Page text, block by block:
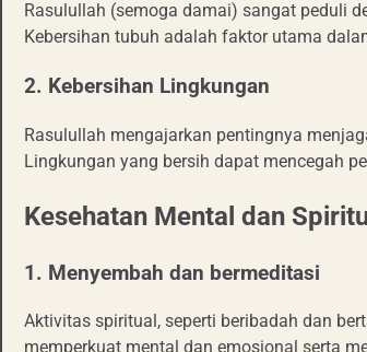
Rasulullah (semoga damai) sangat peduli
Kebersihan tubuh adalah faktor utama
2. Kebersihan Lingkungan
Rasulullah mengajarkan pentingnya
Lingkungan yang bersih dapat mencegah
Kesehatan Mental dan
1. Menyembah dan bermeditasi
Aktivitas spiritual, seperti beribadah dan
memperkuat mental dan emosional serta